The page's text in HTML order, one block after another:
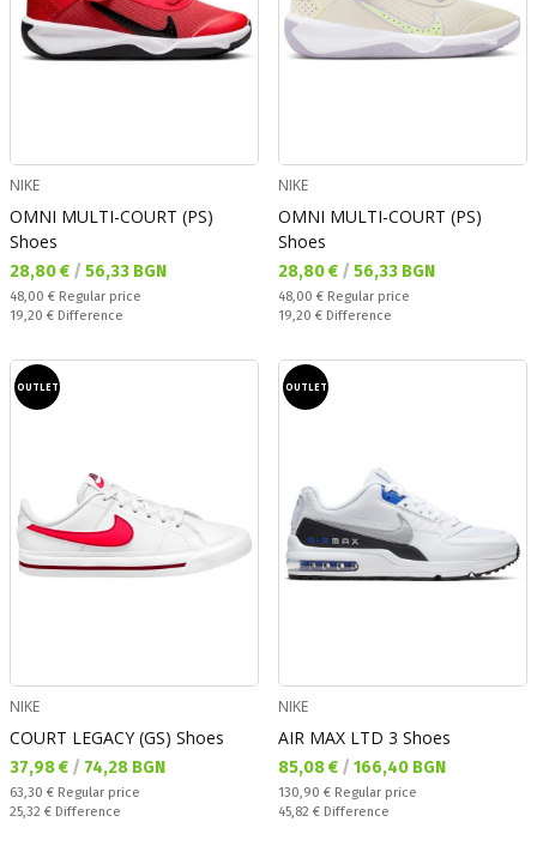
NIKE
OMNI MULTI-COURT (PS)
Shoes
Текуща цена:
28,80 € / 56,33 BGN
Regular price:
48,00 € Regular price
Спестявате:
19,20 € Difference
NIKE
OMNI MULTI-COURT (PS)
Shoes
Текуща цена:
28,80 € / 56,33 BGN
Regular price:
48,00 € Regular price
Спестявате:
19,20 € Difference
OUTLET
NIKE
COURT LEGACY (GS) Shoes
Текуща цена:
37,98 € / 74,28 BGN
Regular price:
63,30 € Regular price
Спестявате:
25,32 € Difference
OUTLET
NIKE
AIR MAX LTD 3 Shoes
Текуща цена:
85,08 € / 166,40 BGN
Regular price:
130,90 € Regular price
Спестявате:
45,82 € Difference